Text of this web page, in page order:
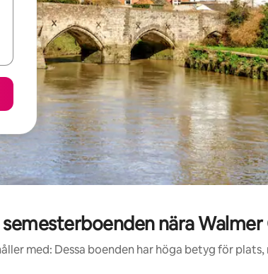
nära
med: Dessa boenden har höga betyg för